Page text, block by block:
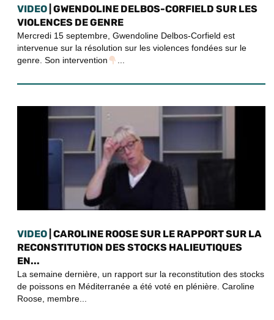
VIDEO | GWENDOLINE DELBOS-CORFIELD SUR LES
VIOLENCES DE GENRE
Mercredi 15 septembre, Gwendoline Delbos-Corfield est
intervenue sur la résolution sur les violences fondées sur le
genre. Son intervention
VIDEO | CAROLINE ROOSE SUR LE RAPPORT SUR LA
RECONSTITUTION DES STOCKS HALIEUTIQUES
EN...
La semaine dernière, un rapport sur la reconstitution des stocks
de poissons en Méditerranée a été voté en plénière. Caroline
Roose, membre...